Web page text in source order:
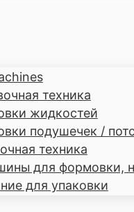
техника
жидкостей
подушечек /
техника
для формовки,
для упаковки